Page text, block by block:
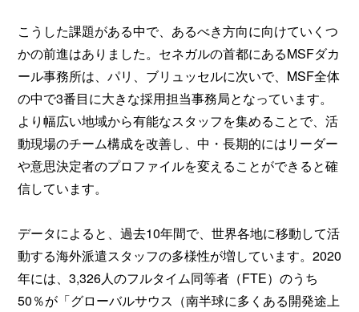
こうした課題がある中で、あるべき方向に向けていくつ
かの前進はありました。セネガルの首都にあるMSFダカ
ール事務所は、パリ、ブリュッセルに次いで、MSF全体
の中で3番目に大きな採用担当事務局となっています。
より幅広い地域から有能なスタッフを集めることで、活
動現場のチーム構成を改善し、中・長期的にはリーダー
や意思決定者のプロファイルを変えることができると確
信しています。
データによると、過去10年間で、世界各地に移動して活
動する海外派遣スタッフの多様性が増しています。2020
年には、3,326人のフルタイム同等者（FTE）のうち
50％が「グローバルサウス（南半球に多くある開発途上